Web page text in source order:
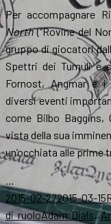
Per accompagnare
North(“Rovine del
gruppo di giocatori
Spettri dei Tumuli e
Fornost, Angmar e i
diversi eventi
come Bilbo Baggins,
vista della sua
un’occhiata alle prime
…
Scritto
il
2015-02-272015-03-15
di ruoloTag
Adam Dials,